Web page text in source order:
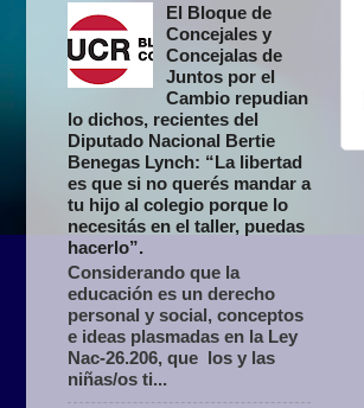
El Bloque de
Concejales y
Concejalas de
Juntos por el
Cambio repudian
lo dichos, recientes del
Diputado Nacional Bertie
Benegas Lynch: “La libertad
es que si no querés mandar a
tu hijo al colegio porque lo
necesitás en el taller, puedas
hacerlo”.
Considerando que la
educación es un derecho
personal y social, conceptos
e ideas plasmadas en la Ley
Nac-26.206, que los y las
niñas/os ti...